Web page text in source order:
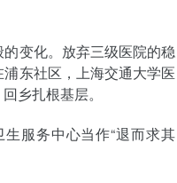
变化。放弃三级医院的稳
东社区，上海交通大学医
乡扎根基层。
服务中心当作“退而求其